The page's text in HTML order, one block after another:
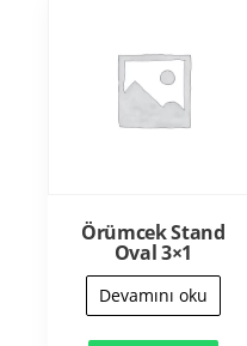
Örümcek Stand
Oval 3×1
Devamını oku